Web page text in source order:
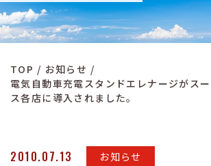
TOP
お知らせ
電気自動車充電スタンドエレナージがス
ス各店に導入されました。
2010.07.13 お知らせ